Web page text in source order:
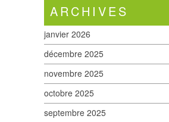
ARCHIVES
janvier 2026
décembre 2025
novembre 2025
octobre 2025
septembre 2025